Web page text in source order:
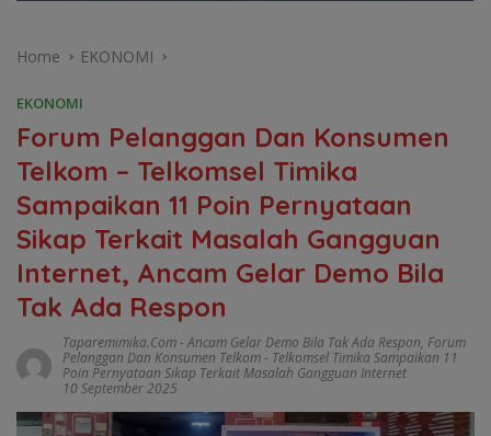
Home EKONOMI
EKONOMI
Forum Pelanggan Dan Konsumen
Telkom – Telkomsel Timika
Sampaikan 11 Poin Pernyataan
Sikap Terkait Masalah Gangguan
Internet, Ancam Gelar Demo Bila
Tak Ada Respon
Taparemimika.com-Ancam Gelar Demo Bila Tak Ada Respon, Forum
Pelanggan Dan Konsumen Telkom - Telkomsel Timika Sampaikan 11
Poin Pernyataan Sikap Terkait Masalah Gangguan Internet
10 September 2025